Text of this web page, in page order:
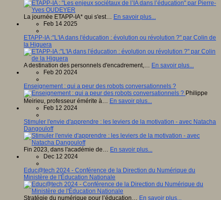
La journée ETAPP-IA* qui s'est… En savoir plus...
Feb 14 2025
ETAPP-IA :"L'IA dans l'éducation : évolution ou révolution ?" par Colin de
la Higuera
A destination des personnels d'encadrement,… En savoir plus...
Feb 20 2024
Enseignement : qui a peur des robots conversationnels ?
Philippe
Meirieu, professeur émérite à… En savoir plus...
Feb 12 2024
Stimuler l'envie d'apprendre : les leviers de la motivation - avec Natacha
Dangouloff
Fin 2023, dans l'académie de… En savoir plus...
Dec 12 2024
Educ@tech 2024 - Conférence de la Direction du Numérique du
Ministère de l'Éducation Nationale
Stratégie du numérique pour l’éducation… En savoir plus...